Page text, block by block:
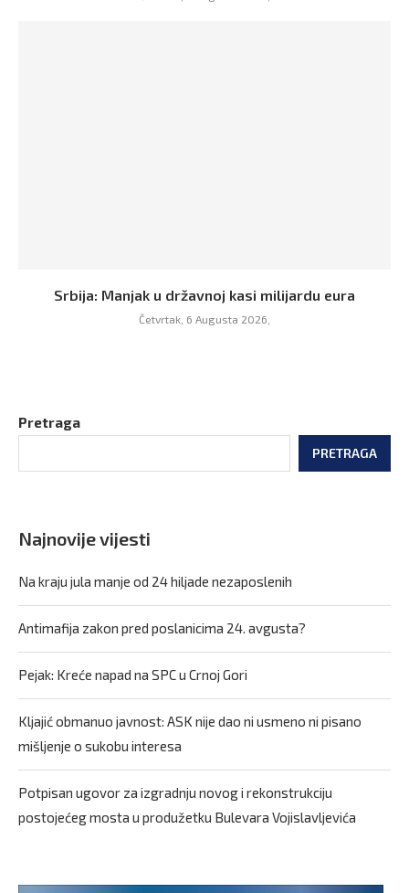
Srbija: Manjak u državnoj kasi milijardu eura
Četvrtak, 6 Augusta 2026,
Pretraga
PRETRAGA
Najnovije vijesti
Na kraju jula manje od 24 hiljade nezaposlenih
Antimafija zakon pred poslanicima 24. avgusta?
Pejak: Kreće napad na SPC u Crnoj Gori
Kljajić obmanuo javnost: ASK nije dao ni usmeno ni pisano
mišljenje o sukobu interesa
Potpisan ugovor za izgradnju novog i rekonstrukciju
postojećeg mosta u produžetku Bulevara Vojislavljevića